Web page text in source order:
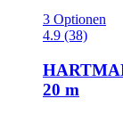
3 Optionen
4.9 (38)
20 m